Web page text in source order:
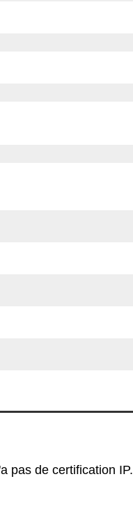
pas de certification IP.